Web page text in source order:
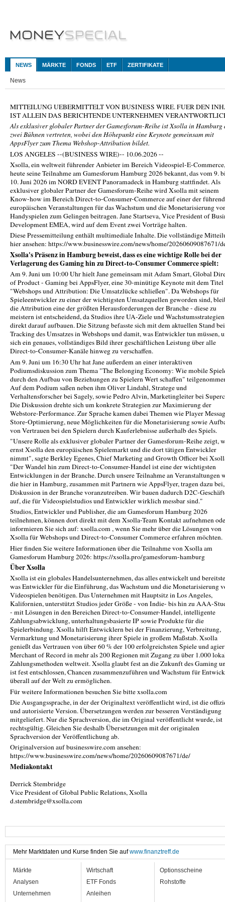
NEWS MÄRKTE FONDS ETF ZERTIFIKATE
News
MITTEILUNG UEBERMITTELT VON BUSINESS WIRE. FUER DEN
IST ALLEIN DAS BERICHTENDE UNTERNEHMEN
Als exklusiver globaler Partner der Gamesforum-Reihe ist Xsolla in Hamburg
zwei Bühnen vertreten, wobei den Höhepunkt eine Keynote gemeinsam mit
AppsFlyer zum Thema Webshop-Attribution bildet.
LOS ANGELES --(BUSINESS WIRE)-- 10.06.2026 --
Xsolla, ein weltweit führender Anbieter im Bereich Videospiel-E-
heute seine Teilnahme am Gamesforum Hamburg 2026 bekannt, das vom 9.
10. Juni 2026 im NORD EVENT Panoramadeck in Hamburg stattfindet. Als
exklusiver globaler Partner der Gamesforum-Reihe wird Xsolla mit seinem
Know-how im Bereich Direct-to-Consumer-Commerce auf einer der
europäischen Veranstaltungen für das Wachstum und die Monetarisierung
Handyspielen zum Gelingen beitragen. Jane Startseva, Vice President of
Development EMEA, wird auf dem Event zwei Vorträge halten.
Diese Pressemitteilung enthält multimediale Inhalte. Die vollständige
hier ansehen: https://www.businesswire.com/news/home/20260609087671/
Xsolla's Präsenz in Hamburg beweist, dass es eine wichtige Rolle bei der
Verlagerung des Gaming hin zu Direct-to-Consumer Commerce spielt:
Am 9. Juni um 10:00 Uhr hielt Jane gemeinsam mit Adam Smart, Global
of Product - Gaming bei AppsFlyer, eine 30-minütige Keynote mit dem Titel
"Webshops und Attribution: Die Umsatzlücke schließen". Da Webshops für
Spieleentwickler zu einer der wichtigsten Umsatzquellen geworden sind,
die Attribution eine der größten Herausforderungen der Branche - diese zu
meistern ist entscheidend, da Studios ihre UA-Ziele und Wachstumsstrategien
direkt darauf aufbauen. Die Sitzung befasste sich mit dem aktuellen Stand
Tracking des Umsatzes in Webshops und damit, was Entwickler tun müssen,
sich ein genaues, vollständiges Bild ihrer geschäftlichen Leistung über alle
Direct-to-Consumer-Kanäle hinweg zu verschaffen.
Am 9. Juni um 16:30 Uhr hat Jane außerdem an einer interaktiven
Podiumsdiskussion zum Thema "The Belonging Economy: Wie mobile
durch den Aufbau von Beziehungen zu Spielern Wert schaffen"
Auf dem Podium saßen neben ihm Oliver Lindahl, Stratege und
Verhaltensforscher bei Sagely, sowie Pedro Alvin, Marketingleiter bei
Die Diskussion drehte sich um konkrete Strategien zur Maximierung der
Webstore-Performance. Zur Sprache kamen dabei Themen wie Player
Store-Optimierung, neue Möglichkeiten für die Monetarisierung sowie
von Vertrauen bei den Spielern durch Kauferlebnisse außerhalb des Spiels.
"Unsere Rolle als exklusiver globaler Partner der Gamesforum-Reihe zeigt,
ernst Xsolla den europäischen Spielemarkt und die dort tätigen Entwickler
nimmt", sagte Berkley Egenes, Chief Marketing and Growth Officer bei
"Der Wandel hin zum Direct-to-Consumer-Handel ist eine der wichtigsten
Entwicklungen in der Branche. Durch unsere Teilnahme an Veranstaltungen
die hier in Hamburg, zusammen mit Partnern wie AppsFlyer, tragen dazu
Diskussion in der Branche voranzutreiben. Wir bauen dadurch D2C-
auf, die für Videospielstudios und Entwickler wirklich messbar sind."
Studios, Entwickler und Publisher, die am Gamesforum Hamburg 2026
teilnehmen, können dort direkt mit dem Xsolla-Team Kontakt aufnehmen
informieren Sie sich auf: xsolla.com , wenn Sie mehr über die Lösungen von
Xsolla für Webshops und Direct-to-Consumer Commerce erfahren möchten.
Hier finden Sie weitere Informationen über die Teilnahme von Xsolla am
Gamesforum Hamburg 2026: https://xsolla.pro/gamesforum-hamburg
Über Xsolla
Xsolla ist ein globales Handelsunternehmen, das alles entwickelt und
was Entwickler für die Einführung, das Wachstum und die Monetarisierung
Videospielen benötigen. Das Unternehmen mit Hauptsitz in Los Angeles,
Kalifornien, unterstützt Studios jeder Größe - von Indie- bis hin zu AAA-
- mit Lösungen in den Bereichen Direct-to-Consumer-Handel, intelligente
Zahlungsabwicklung, unterhaltungsbasierte IP sowie Produkte für die
Spielerbindung. Xsolla hilft Entwicklern bei der Finanzierung, Verbreitung,
Vermarktung und Monetarisierung ihrer Spiele in großem Maßstab. Xsolla
genießt das Vertrauen von über 60 % der 100 erfolgreichsten Spiele und
Merchant of Record in mehr als 200 Regionen mit Zugang zu über 1.000
Zahlungsmethoden weltweit. Xsolla glaubt fest an die Zukunft des Gaming
ist fest entschlossen, Chancen zusammenzuführen und Wachstum für
überall auf der Welt zu ermöglichen.
Für weitere Informationen besuchen Sie bitte xsolla.com
Die Ausgangssprache, in der der Originaltext veröffentlicht wird, ist die
und autorisierte Version. Übersetzungen werden zur besseren Verständigung
mitgeliefert. Nur die Sprachversion, die im Original veröffentlicht wurde, ist
rechtsgültig. Gleichen Sie deshalb Übersetzungen mit der originalen
Sprachversion der Veröffentlichung ab.
Originalversion auf businesswire.com ansehen:
https://www.businesswire.com/news/home/20260609087671/de/
Mediakontakt
Derrick Stembridge
Vice President of Global Public Relations, Xsolla
d.stembridge@xsolla.com
Mehr Marktdaten und Kurse finden Sie aufwww.finanztreff.de
Märkte
Analysen
Unternehmen
Wirtschaft
ETF Fonds
Anleihen
Optionsscheine
Rohstoffe